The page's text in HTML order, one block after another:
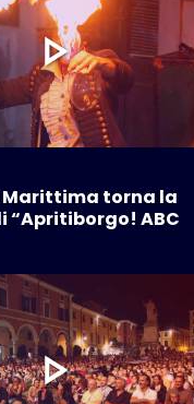
torna la
“Apritiborgo! ABC